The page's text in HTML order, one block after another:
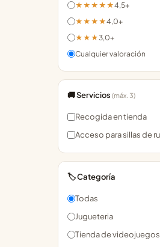
★★★★★4,5+
★★★★4,0+
★★★3,0+
Cualquier valoración
🚚 Servicios (máx. 3)
Recogida en tienda
Acceso para sillas de
🏷️ Categoría
Todas
Jugueteria
Tienda de videojuegos